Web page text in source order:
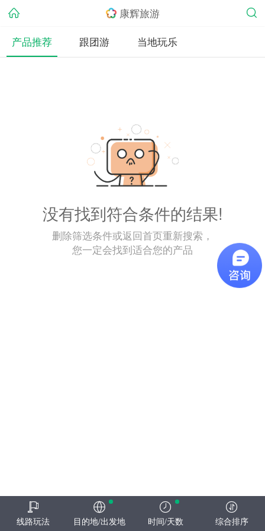
康辉旅游
产品推荐
跟团游 当地玩乐
没有找到符合条件的结果!
删除筛选条件或返回首页重新搜索，
您一定会找到适合您的产品
线路玩法 目的地/出发地 时间/天数 综合排序